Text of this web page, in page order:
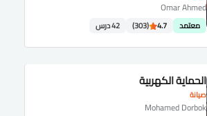
Omar Ahmed
معتمد 4.7
(303) 42 درس
صيانة
الحماية الكهربية
Mohamed Dorbok